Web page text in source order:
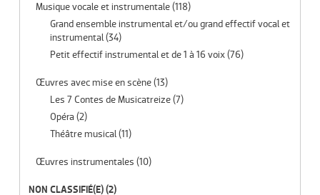
Musique vocale et instrumentale(118)
Grand ensemble instrumental et/ou grand effectif vocal et
instrumental(34)
Petit effectif instrumental et de 1 à 16 voix(76)
Œuvres avec mise en scène(13)
Les 7 Contes de Musicatreize(7)
Opéra (2)
Théâtre musical(11)
Œuvres instrumentales (10)
NON CLASSIFIÉ(E)(2)